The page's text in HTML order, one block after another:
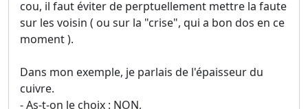
cou, il faut éviter de perptuellement mettre la faute
sur les voisin ( ou sur la "crise", qui a bon dos en ce
moment ).
Dans mon exemple, je parlais de l'épaisseur du
cuivre.
- As-t-on le choix : NON,